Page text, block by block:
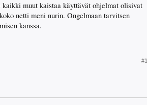
muut kaistaa käyttävät ohjelmat olisivat
netti meni nurin. Ongelmaan tarvitsen
kanssa.
#1